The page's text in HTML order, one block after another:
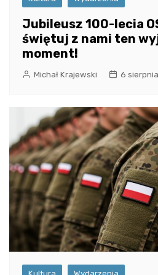
Jubileusz 100-lecia
świętuj z nami ten
moment!
Michał Krajewski 6